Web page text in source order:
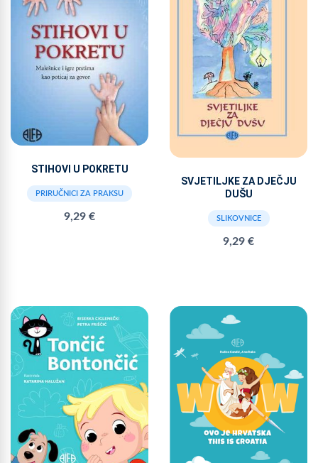
STIHOVI U POKRETU
PRIRUČNICI ZA PRAKSU
9,29 €
SVJETILJKE ZA DJEČJU
DUŠU
SLIKOVNICE
9,29 €